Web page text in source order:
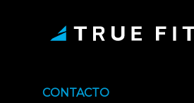
CONTACTO